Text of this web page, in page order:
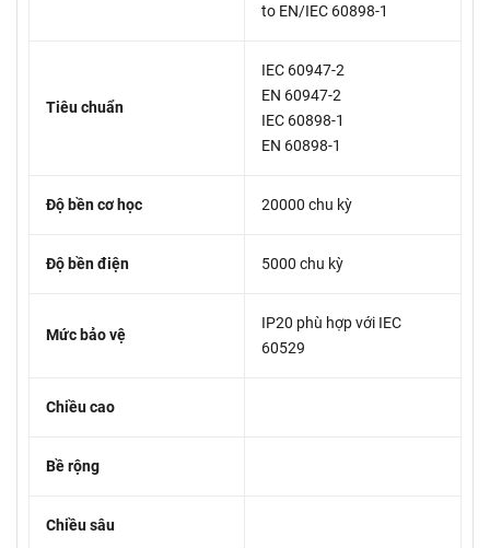
to EN/IEC 60898-1
Tiêu chuẩn
IEC 60947-2
EN 60947-2
IEC 60898-1
EN 60898-1
Độ bền cơ học 20000 chu kỳ
Độ bền điện 5000 chu kỳ
Mức bảo vệ
IP20 phù hợp với IEC
60529
Chiều cao
Bề rộng
Chiều sâu